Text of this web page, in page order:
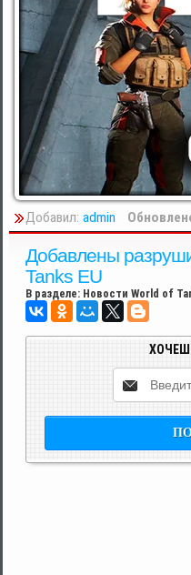
Добавил: admin
Добавлены
Tanks EU
В разделе: Новости World of